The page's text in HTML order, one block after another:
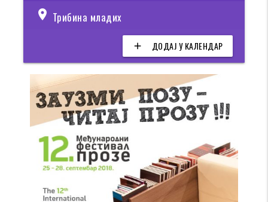
location_on Трибина младих
add ДОДАЈ У КАЛЕНДАР